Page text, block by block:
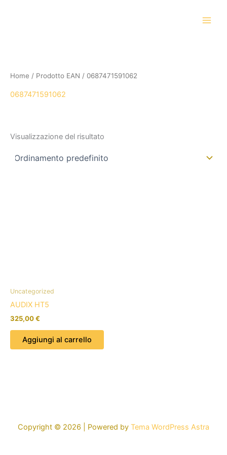
Home / Prodotto EAN / 0687471591062
0687471591062
Visualizzazione del risultato
Uncategorized
AUDIX HT5
325,00€
Aggiungi al carrello
Copyright © 2026 | Powered by Tema WordPress Astra